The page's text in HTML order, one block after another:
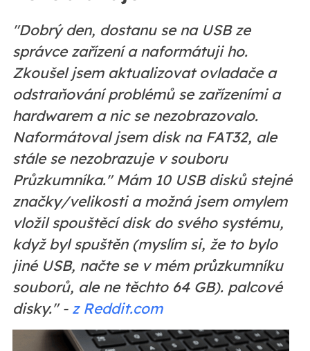
"Dobrý den, dostanu se na USB ze
správce zařízení a naformátuji ho.
Zkoušel jsem aktualizovat ovladače a
odstraňování problémů se zařízeními a
hardwarem a nic se nezobrazovalo.
Naformátoval jsem disk na FAT32, ale
stále se nezobrazuje v souboru
Průzkumníka." Mám 10 USB disků stejné
značky/velikosti a možná jsem omylem
vložil spouštěcí disk do svého systému,
když byl spuštěn (myslím si, že to bylo
jiné USB, načte se v mém průzkumníku
souborů, ale ne těchto 64 GB). palcové
disky." - z Reddit.com